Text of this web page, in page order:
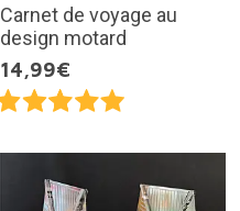
Carnet de voyage au
design motard
14,99€